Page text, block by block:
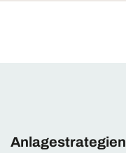
Anlagestrategien